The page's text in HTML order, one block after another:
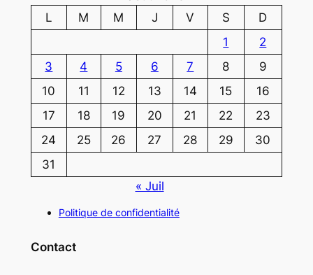
L
M M J V S
D
1
2
3
4 5 6 7 8
9
10
11 12 13 14 15
16
17
18 19 20 21 22
23
24
25 26 27 28 29
30
31
« Juil
Politique de confidentialité
Contact